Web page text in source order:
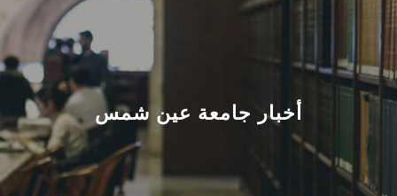
الرئيسيـة
عن الجامعة
القطاعـات
الشئون الأكاديمية
أخبار جامعة عين شمس